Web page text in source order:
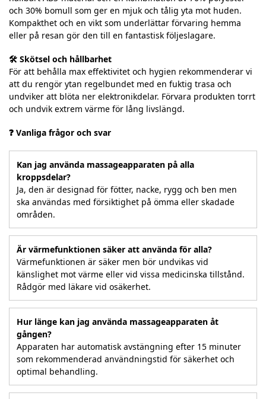
och 30% bomull som ger en mjuk och tålig yta mot huden.
Kompakthet och en vikt som underlättar förvaring hemma
eller på resan gör den till en fantastisk följeslagare.
🛠️ Skötsel och hållbarhet
För att behålla max effektivitet och hygien rekommenderar vi
att du rengör ytan regelbundet med en fuktig trasa och
undviker att blöta ner elektronikdelar. Förvara produkten torrt
och undvik extrem värme för lång livslängd.
❓ Vanliga frågor och svar
Kan jag använda massageapparaten på alla
kroppsdelar?
Ja, den är designad för fötter, nacke, rygg och ben men
ska användas med försiktighet på ömma eller skadade
områden.
Är värmefunktionen säker att använda för alla?
Värmefunktionen är säker men bör undvikas vid
känslighet mot värme eller vid vissa medicinska tillstånd.
Rådgör med läkare vid osäkerhet.
Hur länge kan jag använda massageapparaten åt
gången?
Apparaten har automatisk avstängning efter 15 minuter
som rekommenderad användningstid för säkerhet och
optimal behandling.